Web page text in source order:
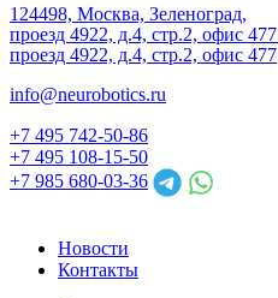
124498, Москва, Зеленоград,
проезд 4922, д.4, стр.2, офис 477
проезд 4922, д.4, стр.2, офис 477
info@neurobotics.ru
+7 495 742-50-86
+7 495 108-15-50
+7 985 680-03-36
Новости
Контакты